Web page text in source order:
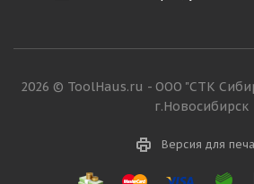
2026 © ToolHaus.ru - ООО "СТК
г.Новосибирск
Версия для